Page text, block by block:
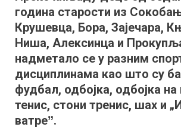
Сокобањи
година старости из
Крушевца, Бора, Зајечара,
Ниша, Алексинца и
надметало се у разним
дисциплинама као што су
фудбал, одбојка, одбојка на
тенис, стони тренис, шах и
ватреˮ.